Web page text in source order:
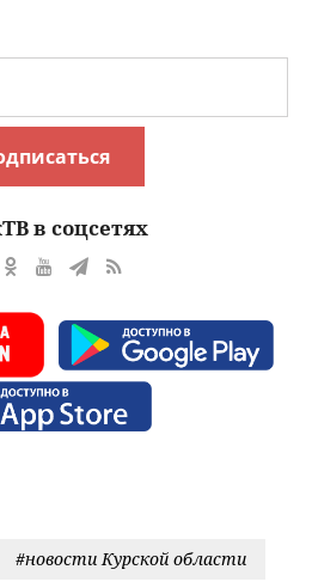
в соцсетях
#новости Курской области